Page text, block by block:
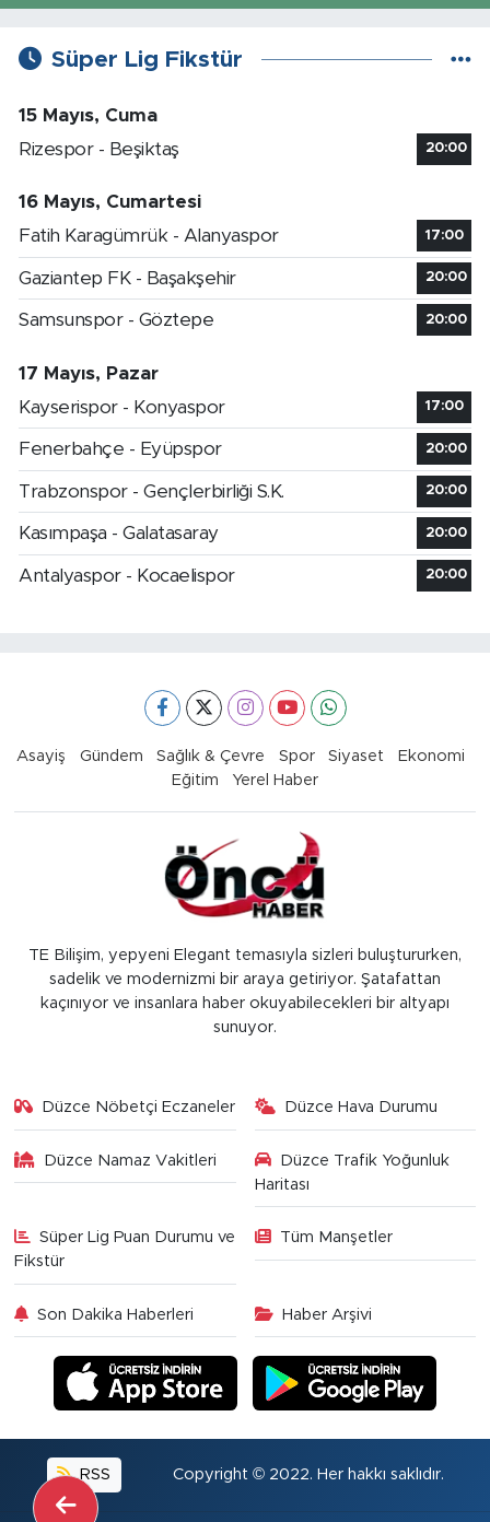
Süper Lig Fikstür
15 Mayıs, Cuma
Rizespor - Beşiktaş
20:00
16 Mayıs, Cumartesi
Fatih Karagümrük - Alanyaspor
17:00
Gaziantep FK - Başakşehir 20:00
Samsunspor - Göztepe 20:00
17 Mayıs, Pazar
Kayserispor - Konyaspor
17:00
Fenerbahçe - Eyüpspor 20:00
Trabzonspor - Gençlerbirliği S.K. 20:00
Kasımpaşa - Galatasaray 20:00
Antalyaspor - Kocaelispor 20:00
Asayiş Gündem Sağlık & Çevre Spor Siyaset
Ekonomi
Eğitim
Yerel Haber
TE Bilişim, yepyeni Elegant temasıyla sizleri buluştururken,
sadelik ve modernizmi bir araya getiriyor. Şatafattan
kaçınıyor ve insanlara haber okuyabilecekleri bir altyapı
sunuyor.
Düzce Nöbetçi Eczaneler Düzce Hava Durumu
Düzce Namaz Vakitleri
Düzce Trafik Yoğunluk
Haritası
Süper Lig Puan Durumu ve
Fikstür
Tüm Manşetler
Son Dakika Haberleri Haber Arşivi
RSS Copyright © 2022. Her hakkı saklıdır.